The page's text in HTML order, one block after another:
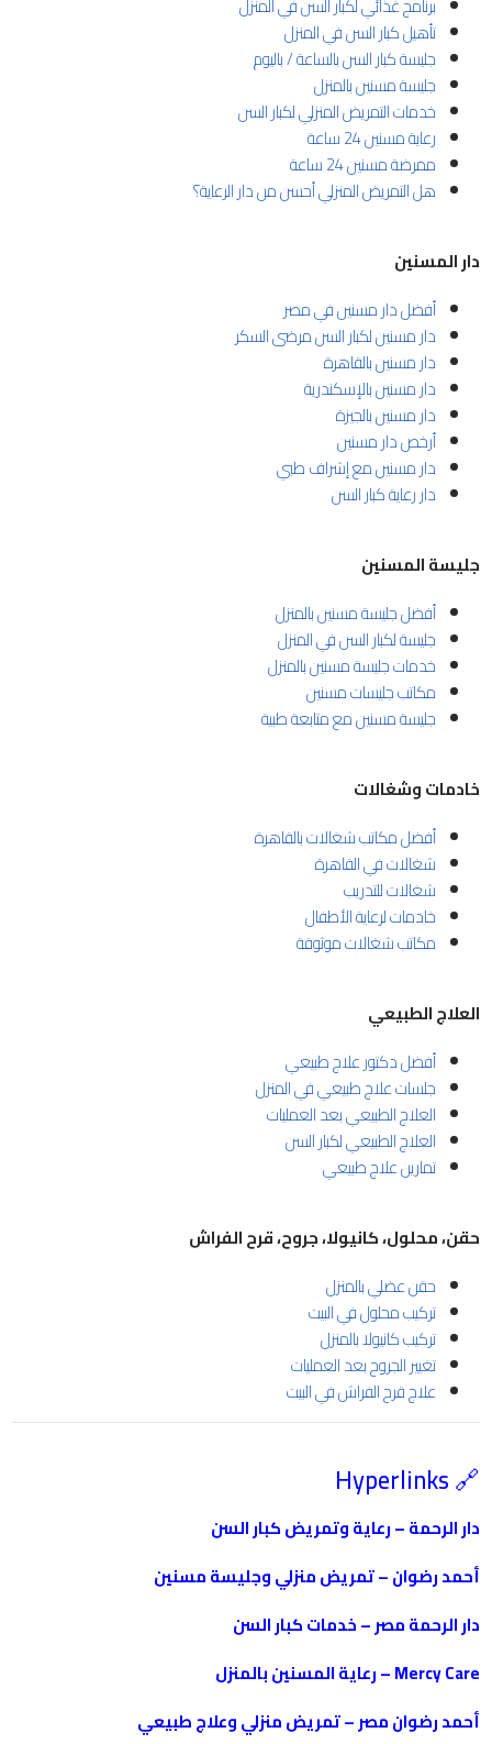
تأهيل كبار السن في المنزل
جليسة كبار السن بالساعة / باليوم
جليسة مسنين بالمنزل
خدمات التمريض المنزلي لكبار السن
رعاية مسنين 24 ساعة
ممرضة مسنين 24 ساعة
هل التمريض المنزلي أحسن من دار الرعاية؟
دار المسنين
أفضل دار مسنين في مصر
دار مسنين لكبار السن مرضى السكر
دار مسنين بالقاهرة
دار مسنين بالإسكندرية
دار مسنين بالجيزة
أرخص دار مسنين
دار مسنين مع إشراف طبي
دار رعاية كبار السن
جليسة المسنين
أفضل جليسة مسنين بالمنزل
جليسة لكبار السن في المنزل
خدمات جليسة مسنين بالمنزل
مكاتب جليسات مسنين
جليسة مسنين مع متابعة طبية
خادمات وشغالات
أفضل مكاتب شغالات بالقاهرة
شغالات في القاهرة
شغالات للتدريب
خادمات لرعاية الأطفال
مكاتب شغالات موثوقة
العلاج الطبيعي
أفضل دكتور علاج طبيعي
جلسات علاج طبيعي في المنزل
العلاج الطبيعي بعد العمليات
العلاج الطبيعي لكبار السن
تمارين علاج طبيعي
حقن، محلول، كانيولا، جروح، قرح الفراش
حقن عضلي بالمنزل
تركيب محلول في البيت
تركيب كانيولا بالمنزل
تغيير الجروح بعد العمليات
علاج قرح الفراش في البيت
🔗
Hyperlinks
دار الرحمة – رعاية وتمريض كبار السن
أحمد رضوان – تمريض منزلي وجليسة مسنين
دار الرحمة مصر – خدمات كبار السن
Mercy Care – رعاية المسنين بالمنزل
أحمد رضوان مصر – تمريض منزلي وعلاج طبيعي